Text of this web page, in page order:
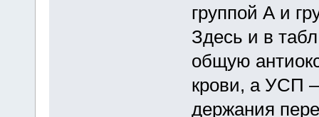
группой А и
Здесь и в
общую
крови, а УСП
держания